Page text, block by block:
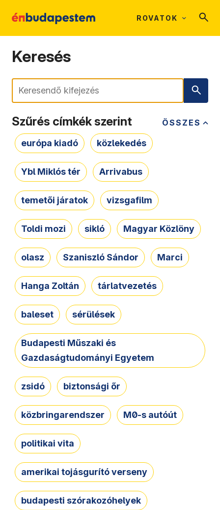
ROVATOK
Keresés
Keresés
ÖSSZES
Szűrés címkék szerint
európa kiadó közlekedés
Ybl Miklós tér Arrivabus
temetői járatok vizsgafilm
Toldi mozi sikló Magyar Közlöny
olasz Szaniszló Sándor Marci
Hanga Zoltán tárlatvezetés
baleset sérülések
Budapesti Műszaki és
Gazdaságtudományi Egyetem
zsidó biztonsági őr
közbringarendszer M0-s autóút
politikai vita
amerikai tojásgurító verseny
budapesti szórakozóhelyek